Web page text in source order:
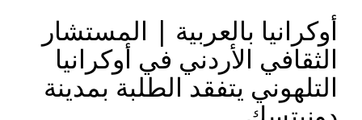
أوكرانيا بالعربية | المستشار
الثقافي الأردني في أوكرانيا
التلهوني يتفقد الطلبة بمدينة